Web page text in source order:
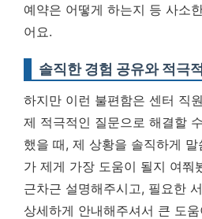
예약은 어떻게 하는지 등 사소
어요.
솔직한 경험 공유와 적극
하지만 이런 불편함은 센터 직
제 적극적인 질문으로 해결할
했을 때, 제 상황을 솔직하게
가 제게 가장 도움이 될지 여쭤
근차근 설명해주시고, 필요한
상세하게 안내해주셔서 큰 도